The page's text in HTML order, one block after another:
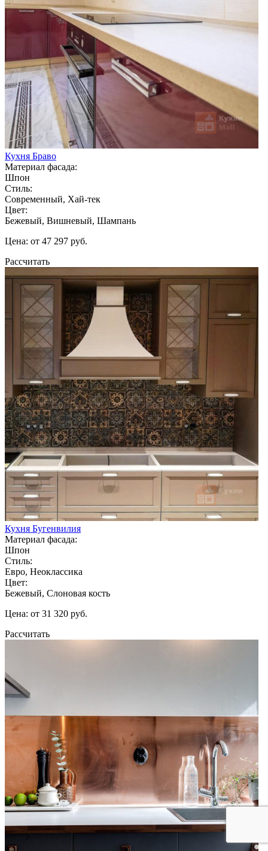
Кухня Браво
Материал фасада:
Шпон
Стиль:
Современный, Хай-тек
Цвет:
Бежевый, Вишневый, Шампань
Цена: от 47 297 руб.
Рассчитать
Кухня Бугенвилия
Материал фасада:
Шпон
Стиль:
Евро, Неоклассика
Цвет:
Бежевый, Слоновая кость
Цена: от 31 320 руб.
Рассчитать